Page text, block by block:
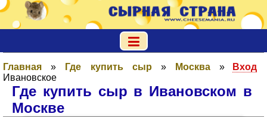
Главная » Где купить сыр» Москва »
Ивановское
Вход
Где купить сыр в Ивановском в
Москве